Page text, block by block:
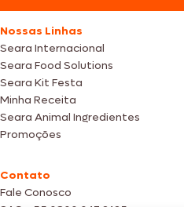
Nossas Linhas
Seara Internacional
Seara Food Solutions
Seara Kit Festa
Minha Receita
Seara Animal Ingredientes
Promoções
Contato
Fale Conosco